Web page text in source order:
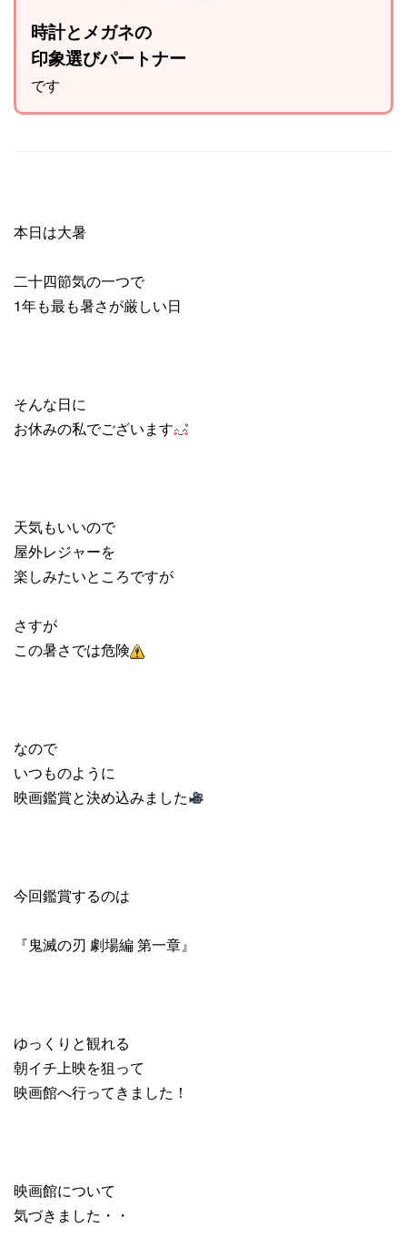
時計とメガネの
印象選びパートナー
です
本日は大暑
二十四節気の一つで
1年も最も暑さが厳しい日
そんな日に
お休みの私でございます
天気もいいので
屋外レジャーを
楽しみたいところですが
さすが
この暑さでは危険
なので
いつものように
映画鑑賞と決め込みました
今回鑑賞するのは
『鬼滅の刃 劇場編 第一章』
ゆっくりと観れる
朝イチ上映を狙って
映画館へ行ってきました！
映画館について
気づきました・・